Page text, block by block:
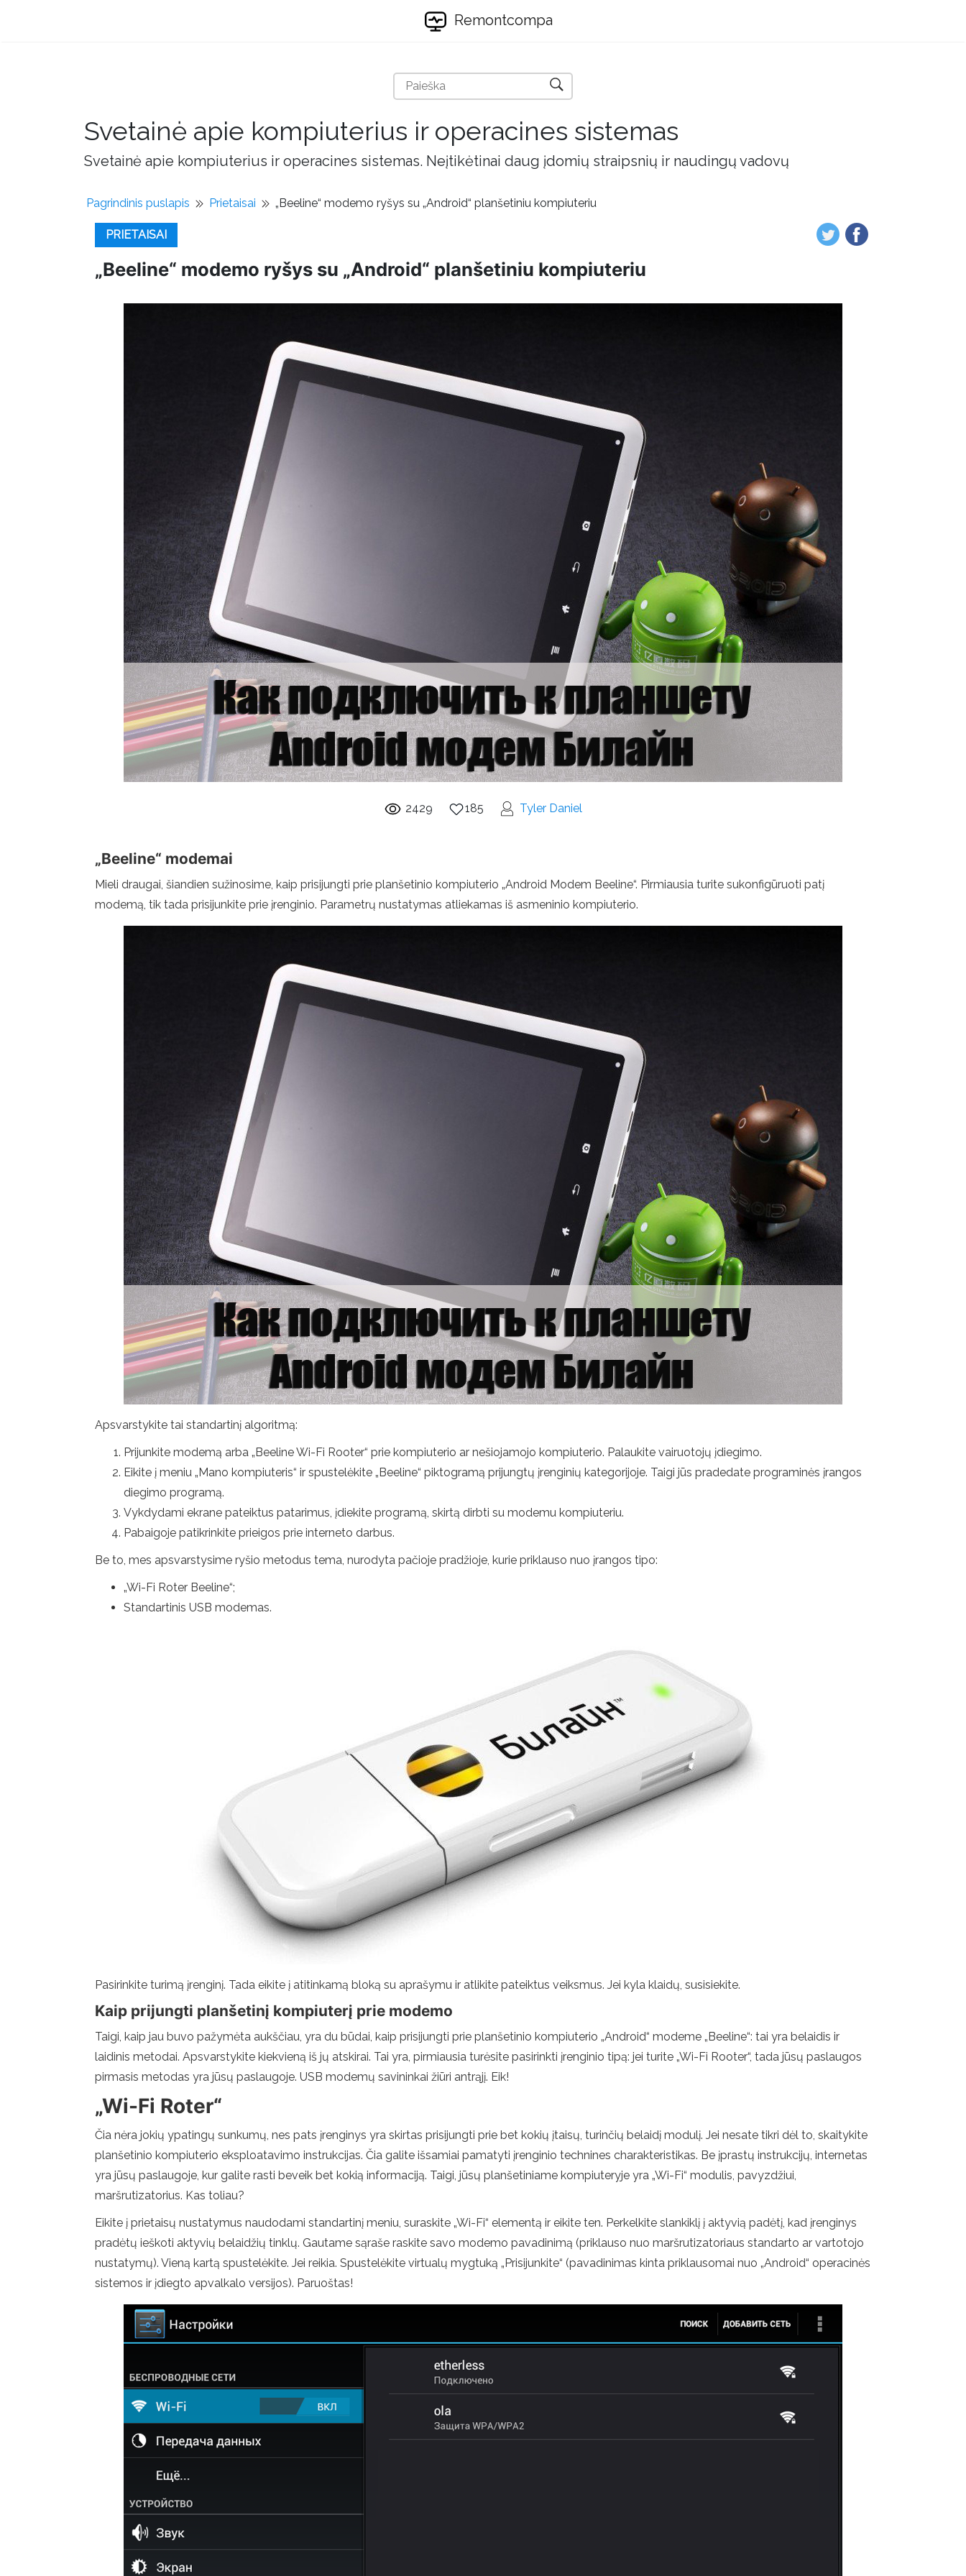
Remontcompa
Svetainė apie kompiuterius ir operacines sistemas
Svetainė apie kompiuterius ir operacines sistemas. Neįtikėtinai daug įdomių straipsnių ir naudingų vadovų
Pagrindinis puslapis Prietaisai „Beeline“ modemo ryšys su „Android“ planšetiniu kompiuteriu
PRIETAISAI
„Beeline“ modemo ryšys su „Android“ planšetiniu kompiuteriu
2429 185 Tyler Daniel
„Beeline“ modemai
Mieli draugai, šiandien sužinosime, kaip prisijungti prie planšetinio kompiuterio „Android Modem Beeline“. Pirmiausia turite sukonfigūruoti patį
modemą, tik tada prisijunkite prie įrenginio. Parametrų nustatymas atliekamas iš asmeninio kompiuterio.
Apsvarstykite tai standartinį algoritmą:
Prijunkite modemą arba „Beeline Wi-Fi Rooter“ prie kompiuterio ar nešiojamojo kompiuterio. Palaukite vairuotojų įdiegimo.
Eikite į meniu „Mano kompiuteris“ ir spustelėkite „Beeline“ piktogramą prijungtų įrenginių kategorijoje. Taigi jūs pradedate programinės įrangos
diegimo programą.
Vykdydami ekrane pateiktus patarimus, įdiekite programą, skirtą dirbti su modemu kompiuteriu.
Pabaigoje patikrinkite prieigos prie interneto darbus.
Be to, mes apsvarstysime ryšio metodus tema, nurodyta pačioje pradžioje, kurie priklauso nuo įrangos tipo:
„Wi-Fi Roter Beeline“;
Standartinis USB modemas.
Pasirinkite turimą įrenginį. Tada eikite į atitinkamą bloką su aprašymu ir atlikite pateiktus veiksmus. Jei kyla klaidų, susisiekite.
Kaip prijungti planšetinį kompiuterį prie modemo
Taigi, kaip jau buvo pažymėta aukščiau, yra du būdai, kaip prisijungti prie planšetinio kompiuterio „Android“ modeme „Beeline“: tai yra belaidis ir
laidinis metodai. Apsvarstykite kiekvieną iš jų atskirai. Tai yra, pirmiausia turėsite pasirinkti įrenginio tipą: jei turite „Wi-Fi Rooter“, tada jūsų paslaugos
pirmasis metodas yra jūsų paslaugoje. USB modemų savininkai žiūri antrąjį. Eik!
„Wi-Fi Roter“
Čia nėra jokių ypatingų sunkumų, nes pats įrenginys yra skirtas prisijungti prie bet kokių įtaisų, turinčių belaidį modulį. Jei nesate tikri dėl to, skaitykite
planšetinio kompiuterio eksploatavimo instrukcijas. Čia galite išsamiai pamatyti įrenginio technines charakteristikas. Be įprastų instrukcijų, internetas
yra jūsų paslaugoje, kur galite rasti beveik bet kokią informaciją. Taigi, jūsų planšetiniame kompiuteryje yra „Wi-Fi“ modulis, pavyzdžiui,
maršrutizatorius. Kas toliau?
Eikite į prietaisų nustatymus naudodami standartinį meniu, suraskite „Wi-Fi“ elementą ir eikite ten. Perkelkite slankiklį į aktyvią padėtį, kad įrenginys
pradėtų ieškoti aktyvių belaidžių tinklų. Gautame sąraše raskite savo modemo pavadinimą (priklauso nuo maršrutizatoriaus standarto ar vartotojo
nustatymų). Vieną kartą spustelėkite. Jei reikia. Spustelėkite virtualų mygtuką „Prisijunkite“ (pavadinimas kinta priklausomai nuo „Android“ operacinės
sistemos ir įdiegto apvalkalo versijos). Paruoštas!